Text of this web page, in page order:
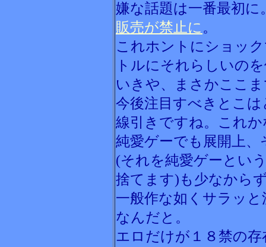
嫌な話題は一番最初に
販売が禁止に 。
これホントにショッ
トルにそれらしいの
いきや、まさかここ
今後注目すべきとこ
線引きですね。これ
純愛ゲーでも展開上
(それを純愛ゲーとい
捨てます)も少なから
一般作な如くサラッ
なんだと。
エロだけが１８禁の